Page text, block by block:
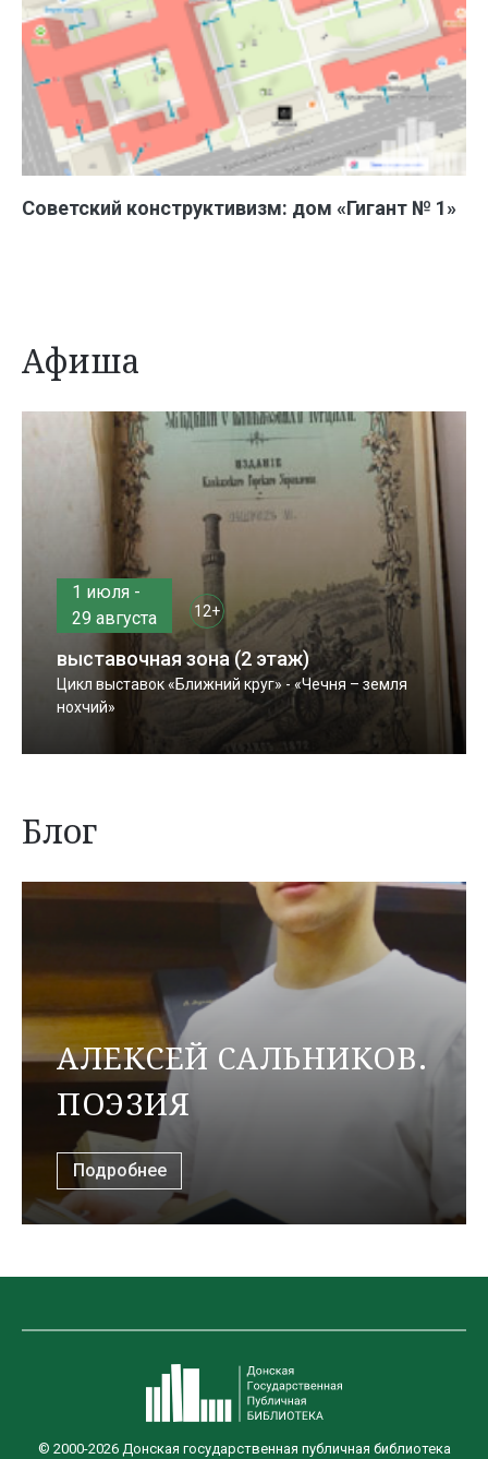
Советский конструктивизм: дом «Гигант № 1»
Афиша
1 июля -
29 августа
12+
выставочная зона (2 этаж)
Цикл выставок «Ближний круг» - «Чечня – земля
нохчий»
Блог
АЛЕКСЕЙ САЛЬНИКОВ.
ПОЭЗИЯ
Подробнее
© 2000-2026 Донская государственная публичная библиотека